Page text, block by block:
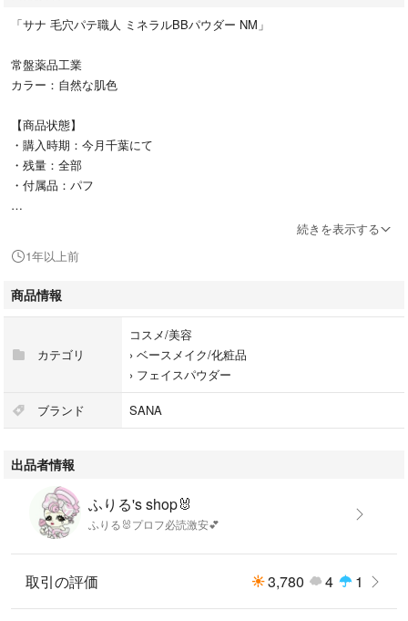
「サナ 毛穴パテ職人 ミネラルBBパウダー NM」
常盤薬品工業
カラー：自然な肌色
【商品状態】
・購入時期：今月千葉にて
・残量：全部
・付属品：パフ
ひと塗りでふんわり毛穴レスな肌に！１日中崩れない、１本８役のＢＢパ
＋ ＰＡ＋＋＋＋。自然な肌色。
#常盤薬品工業
#ベースメイク/化粧品
#フェイスパウダー
先日購入
色味を見たのみになります
神経質、細かいお方はお控えください
続きを表示する
1年以上前
商品情報
カテゴリ
コスメ/美容
› ベースメイク/化粧品
› フェイスパウダー
ブランド SANA
出品者情報
ふりる's shop🐰
ふりる🐰プロフ必読激安💕
取引の評価 3,780 4 1